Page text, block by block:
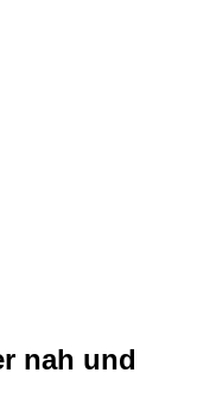
nah und